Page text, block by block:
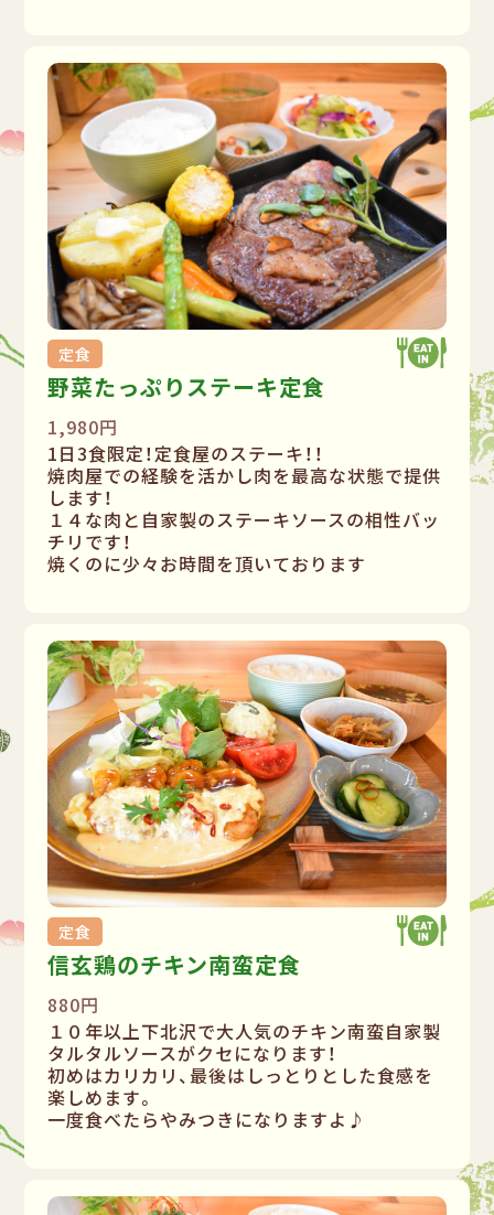
定食
野菜たっぷりステーキ定食
1,980円
1日3食限定！定食屋のステーキ！！
焼肉屋での経験を活かし肉を最高な状態で提供
します！
１４な肉と自家製のステーキソースの相性バッ
チリです！
焼くのに少々お時間を頂いております
定食
信玄鶏のチキン南蛮定食
880円
１０年以上下北沢で大人気のチキン南蛮自家製
タルタルソースがクセになります！
初めはカリカリ、最後はしっとりとした食感を
楽しめます。
一度食べたらやみつきになりますよ♪